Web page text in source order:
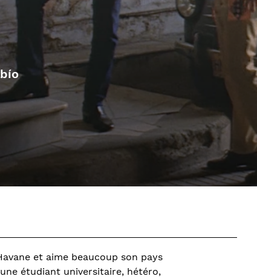
et aime beaucoup son pays
étudiant universitaire, hétéro,